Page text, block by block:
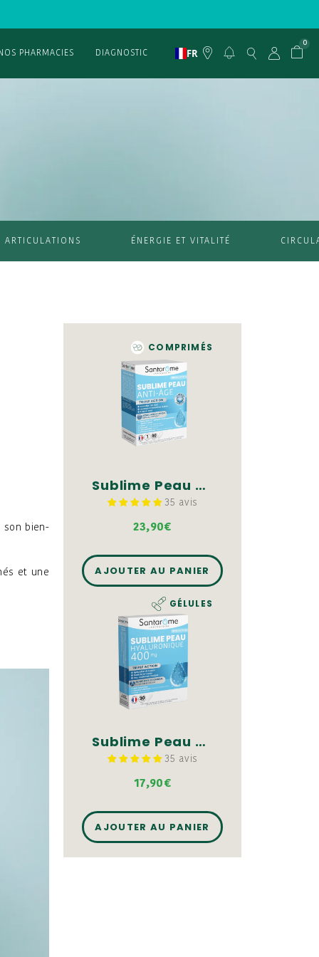
PHARMACIES DIAGNOSTIC FR
0
ARTICULATIONS ÉNERGIE ET VITALITÉ
son bien-
et une
COMPRIMÉS
Sublime Peau Anti-Âge - 60 comprimés
35 avis
23,90€
AJOUTER AU PANIER
GÉLULES
Sublime Peau Acide Hyaluronique 400 mg - 30 gélules
35 avis
17,90€
AJOUTER AU PANIER